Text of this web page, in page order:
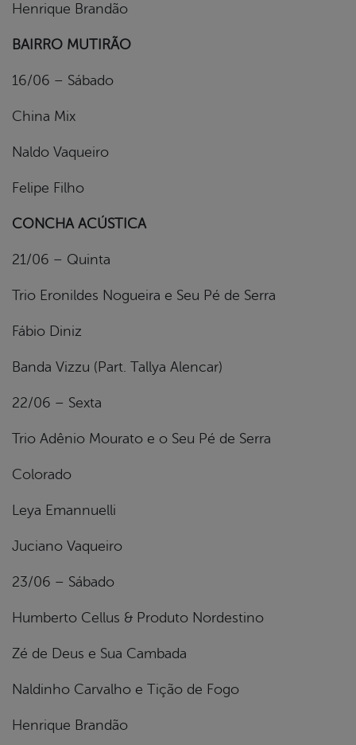
Henrique Brandão
BAIRRO MUTIRÃO
16/06 – Sábado
China Mix
Naldo Vaqueiro
Felipe Filho
CONCHA ACÚSTICA
21/06 – Quinta
Trio Eronildes Nogueira e Seu Pé de Serra
Fábio Diniz
Banda Vizzu (Part. Tallya Alencar)
22/06 – Sexta
Trio Adênio Mourato e o Seu Pé de Serra
Colorado
Leya Emannuelli
Juciano Vaqueiro
23/06 – Sábado
Humberto Cellus & Produto Nordestino
Zé de Deus e Sua Cambada
Naldinho Carvalho e Tição de Fogo
Henrique Brandão